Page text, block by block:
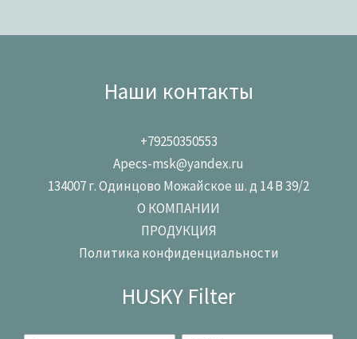
Наши контакты
+79250350553
Apecs-msk@yandex.ru
134007 г. Одинцово Можайское ш. д 14 В 39/2
О КОМПАНИИ
ПРОДУКЦИЯ
Политика конфиденциальности
HUSKY Filter